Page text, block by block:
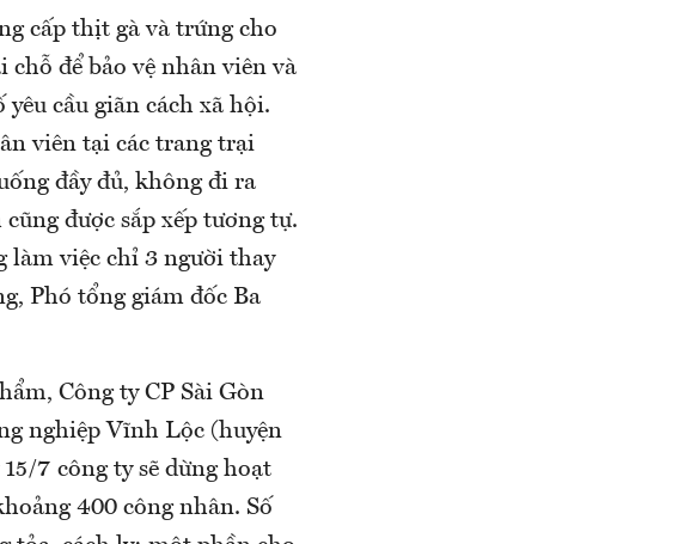
cấp thịt gà và trứng cho
để bảo vệ nhân viên và
cầu giãn cách xã hội.
viên tại các trang trại
đầy đủ, không đi ra
được sắp xếp tương tự.
làm việc chỉ 3 người thay
Phó tổng giám đốc Ba
Công ty CP Sài Gòn
nghiệp Vĩnh Lộc (huyện
7 công ty sẽ dừng hoạt
400 công nhân. Số